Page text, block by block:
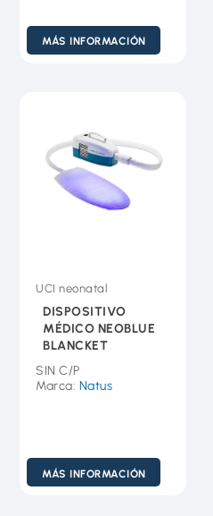
MÁS INFORMACIÓN
UCI neonatal
DISPOSITIVO
MÉDICO NEOBLUE
BLANCKET
SIN C/P
Marca: Natus
MÁS INFORMACIÓN